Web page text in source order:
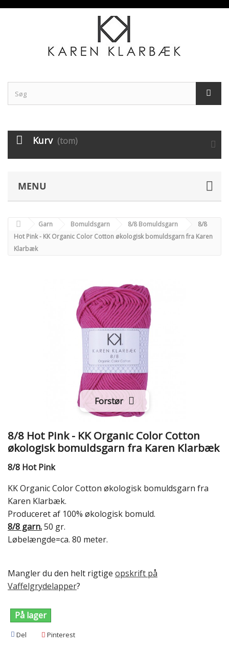
Kurv (tom)
MENU
Garn Bomuldsgarn 8/8 Bomuldsgarn
8/8
Hot Pink - KK Organic Color Cotton økologisk bomuldsgarn fra Karen
Klarbæk
Forstør
8/8 Hot Pink - KK Organic Color Cotton
økologisk bomuldsgarn fra Karen Klarbæk
8/8 Hot Pink
KK Organic Color Cotton økologisk bomuldsgarn fra
Karen Klarbæk.
Produceret af 100% økologisk bomuld.
8/8 garn.50 gr.
Løbelængde=ca. 80 meter.
Mangler du den helt rigtige opskrift på
Vaffelgrydelapper?
På lager
Del Pinterest